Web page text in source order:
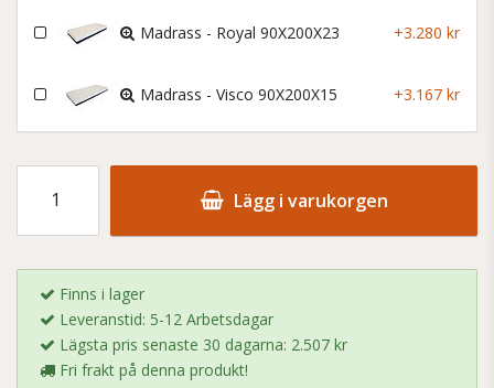
Madrass - Royal 90X200X23 +3.280 kr
Madrass - Visco 90X200X15 +3.167 kr
Lägg i varukorgen
Finns i lager
Leveranstid: 5-12 Arbetsdagar
Lägsta pris senaste 30 dagarna: 2.507 kr
Fri frakt på denna produkt!